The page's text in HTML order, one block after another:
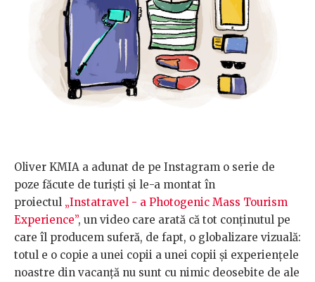
Oliver KMIA a adunat de pe Instagram o serie de
poze făcute de turiști și le-a montat în
proiectul „Instatravel - a Photogenic Mass Tourism
Experience”, un video care arată că tot conținutul pe
care îl producem suferă, de fapt, o globalizare vizuală:
totul e o copie a unei copii a unei copii și experiențele
noastre din vacanță nu sunt cu nimic deosebite de ale